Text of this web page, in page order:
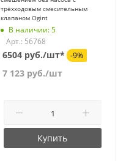
трёхходовым смесительным
клапаном Ogint
В наличии: 5
Арт.: 56768
6504 руб./шт* -9%
7 123руб./шт
Купить